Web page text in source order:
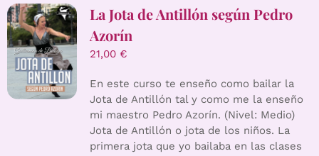
La Jota de Antillón según Pedro
Azorín
21,00 €
En este curso te enseño como bailar la
Jota de Antillón tal y como me la enseño
mi maestro Pedro Azorín. (Nivel: Medio)
Jota de Antillón o jota de los niños. La
primera jota que yo bailaba en las clases